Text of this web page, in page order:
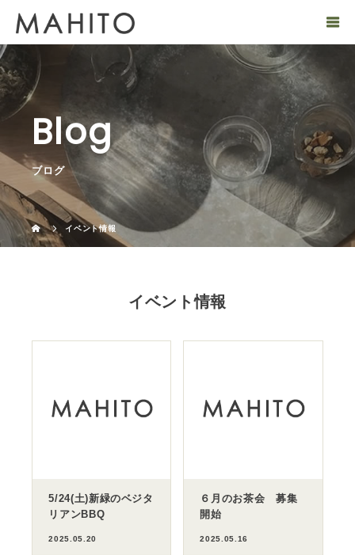
Blog
ブログ
イベント情報
イベント情報
5/24(土)新緑のベジタ
リアンBBQ
2025.05.20
６月のお茶会 募集
開始
2025.05.16